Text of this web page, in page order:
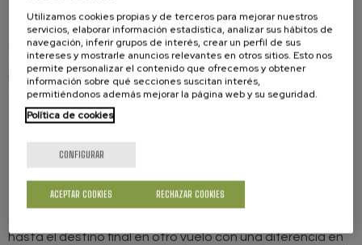
convenga.
Con independencia de la solución de las anteriores que
elijamos, la compañía aérea debe pagarnos
inmediatamente después de la denegación del
embarque una compensación mínima igual a:
vuelos de distancia no superior a 3.500 km.
300 euros (50.000 ptas. aproximadamente) para los
vuelos de más de 3.500 km.
hasta el destino final en otro vuelo con una diferencia en
Utilizamos cookies propias y de terceros para mejorar nuestros
servicios, elaborar información estadística, analizar sus hábitos de
navegación, inferir grupos de interés, crear un perfil de sus
intereses y mostrarle anuncios relevantes en otros sitios. Esto nos
permite personalizar el contenido que ofrecemos y obtener
información sobre qué secciones suscitan interés,
permitiéndonos además mejorar la página web y su seguridad.
Política de cookies
CONFIGURAR
RECHAZAR COOKIES
ACEPTAR COOKIES